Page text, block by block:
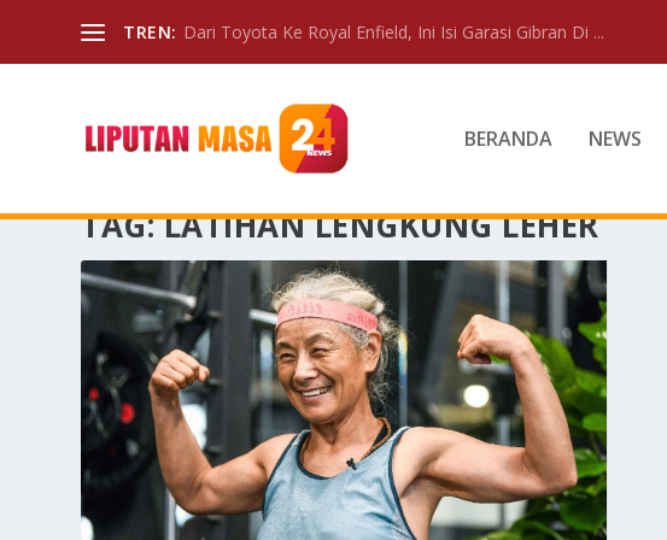
TREN: Dari Toyota Ke Royal Enfield, Ini Isi Garasi Gibran Di ...
BERANDA NEWS
TAG:LATIHAN LENGKUNG LEHER